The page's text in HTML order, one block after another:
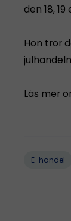
den 18,
Hon tror
Läs mer
E-handel